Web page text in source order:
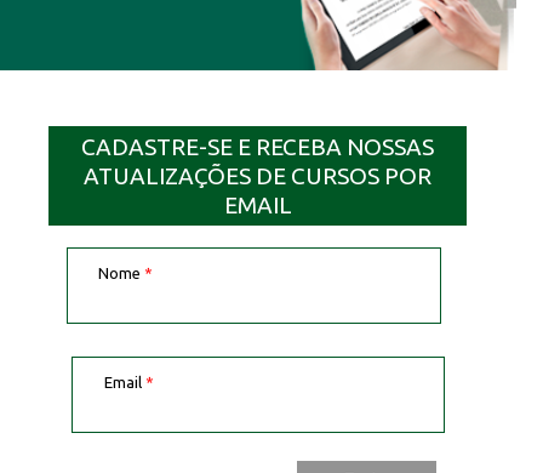
CADASTRE-SE E RECEBA NOSSAS
ATUALIZAÇÕES DE CURSOS POR
EMAIL
Nome *
Email *